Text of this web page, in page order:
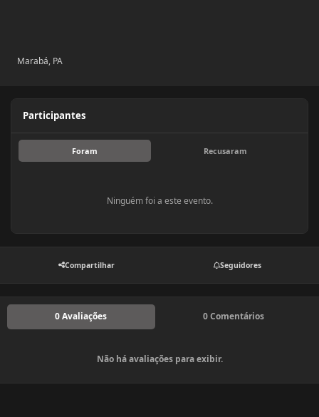
Marabá, PA
Participantes
Foram Recusaram
Ninguém foi a este evento.
Compartilhar Seguidores
0 Avaliações 0 Comentários
Não há avaliações para exibir.